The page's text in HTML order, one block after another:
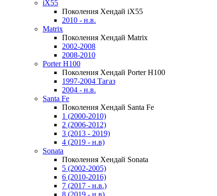
iX55
Поколения Хендай iX55
2010 - н.в.
Matrix
Поколения Хендай Matrix
2002-2008
2008-2010
Porter H100
Поколения Хендай Porter H100
1997-2004 Тагаз
2004 - н.в.
Santa Fe
Поколения Хендай Santa Fe
1 (2000-2010)
2 (2006-2012)
3 (2013 - 2019)
4 (2019 - н.в)
Sonata
Поколения Хендай Sonata
5 (2002-2005)
6 (2010-2016)
7 (2017 - н.в.)
8 (2019 - н.в)